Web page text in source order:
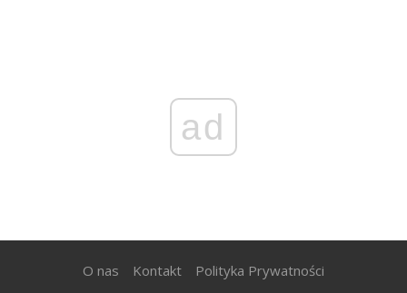
ad
O nas Kontakt Polityka Prywatności